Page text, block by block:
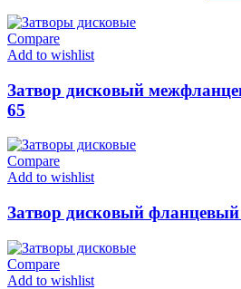
Compare
Add to wishlist
Затвор дисковый
65
Compare
Add to wishlist
Затвор дисковый
Compare
Add to wishlist